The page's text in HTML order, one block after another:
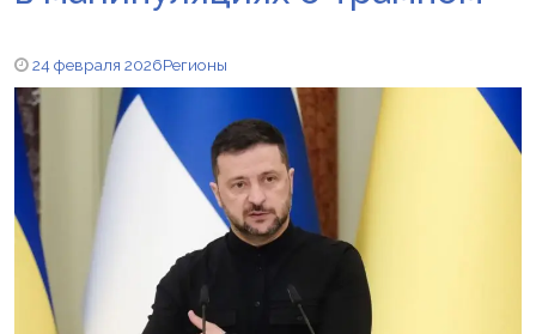
24 февраля 2026Регионы